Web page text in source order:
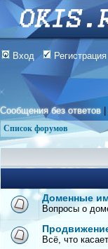
Вход Регистрация
Сообщения без ответов |
Список форумов
Доменные
Вопросы о
Всё, что